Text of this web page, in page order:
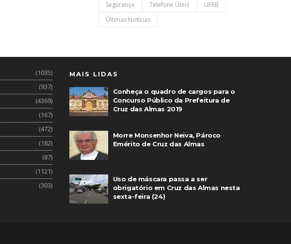
Segurança
Telefone Úteis
UFRB
Últimas Notícias
(1035)
(937)
(4369)
(167)
(472)
(182)
(87)
(1121)
(303)
MAIS LIDAS
Conheça o quadro de cargos para o
Concurso Público da Prefeitura de
Cruz das Almas 2019
Morre Monsenhor Neiva, Pároco
Emérito de Cruz das Almas
Uso de máscara passa a ser
obrigatório em Cruz das Almas nesta
sexta-feira (24)